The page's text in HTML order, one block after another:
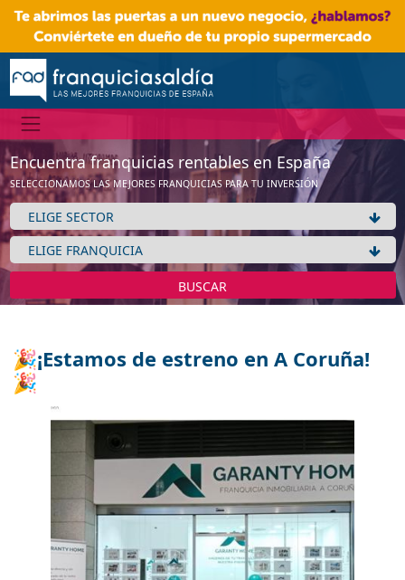
Encuentra franquicias rentables en España
SELECCIONAMOS LAS MEJORES FRANQUICIAS PARA TU INVERSIÓN
BUSCAR
🎉¡Estamos de estreno en A Coruña!
🎉